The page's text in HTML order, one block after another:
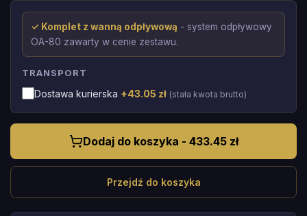
✓ Komplet z wanną odpływową - system odpływowy
OA-80 zawarty w cenie zestawu.
TRANSPORT
Dostawa kurierska +43.05 zł (stała kwota brutto)
Dodaj do koszyka - 433.45 zł
Przejdź do koszyka